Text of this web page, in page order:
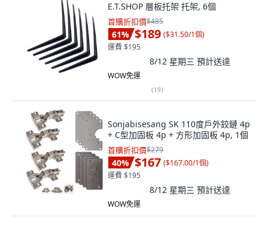
E.T.SHOP 層板托架 托架, 6個
首購折扣價$485
61% $189 ($31.50/1個)
運費 $195
8/12 星期三 預計送達
WOW免運
(19)
Sonjabisesang SK 110度戶外鉸鏈 4p
+ C型加固板 4p + 方形加固板 4p, 1個
首購折扣價$279
40% $167 ($167.00/1個)
運費 $195
8/12 星期三 預計送達
WOW免運